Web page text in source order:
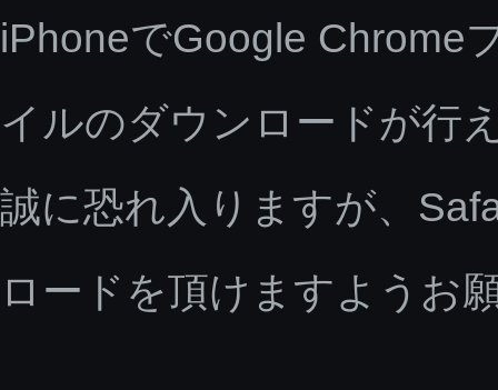
iPhoneでGoogle Chrome
イルのダウンロードが行
誠に恐れ入りますが、
ロードを頂けますようお